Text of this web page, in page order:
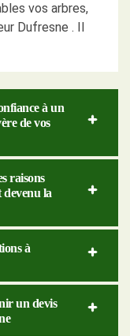
vos arbres,
Dufresne . Il
à un
de vos
raisons
la
à
un devis